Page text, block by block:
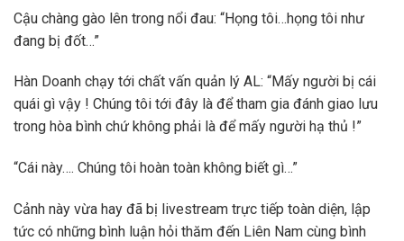
Cậu chàng gào lên trong nổi đau: “Họng tôi…họng tôi như
đang bị đốt…”
Hàn Doanh chạy tới chất vấn quản lý AL: “Mấy người bị cái
quái gì vậy ! Chúng tôi tới đây là để tham gia đánh giao lưu
trong hòa bình chứ không phải là để mấy người hạ thủ !”
“Cái này…. Chúng tôi hoàn toàn không biết gì…”
Cảnh này vừa hay đã bị livestream trực tiếp toàn diện, lập
tức có những bình luận hỏi thăm đến Liên Nam cùng bình